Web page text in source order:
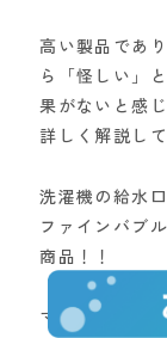
高い製品であ
ら「怪しい」
果がないと感
詳しく解説し
洗濯機の給水
ファインバブ
商品！！
マイクロファ